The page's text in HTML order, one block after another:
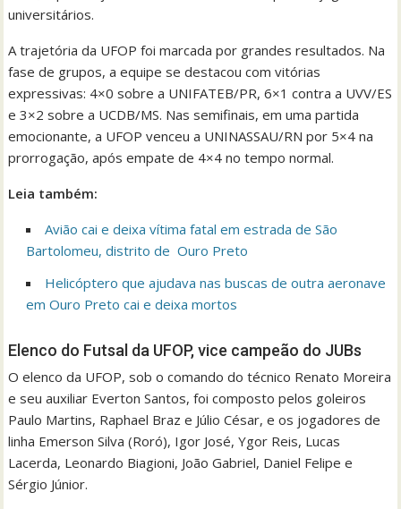
universitários.
A trajetória da UFOP foi marcada por grandes resultados. Na
fase de grupos, a equipe se destacou com vitórias
expressivas: 4×0 sobre a UNIFATEB/PR, 6×1 contra a UVV/ES
e 3×2 sobre a UCDB/MS. Nas semifinais, em uma partida
emocionante, a UFOP venceu a UNINASSAU/RN por 5×4 na
prorrogação, após empate de 4×4 no tempo normal.
Leia também:
Avião cai e deixa vítima fatal em estrada de São
Bartolomeu, distrito de Ouro Preto
Helicóptero que ajudava nas buscas de outra aeronave
em Ouro Preto cai e deixa mortos
Elenco do Futsal da UFOP, vice campeão do JUBs
O elenco da UFOP, sob o comando do técnico Renato Moreira
e seu auxiliar Everton Santos, foi composto pelos goleiros
Paulo Martins, Raphael Braz e Júlio César, e os jogadores de
linha Emerson Silva (Roró), Igor José, Ygor Reis, Lucas
Lacerda, Leonardo Biagioni, João Gabriel, Daniel Felipe e
Sérgio Júnior.